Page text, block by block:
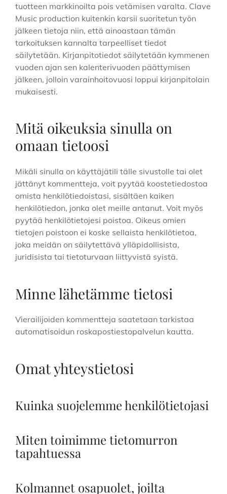
tuotteen markkinoilta pois vetämisen varalta. Clave
Music production kuitenkin karsii suoritetun työn
jälkeen tietoja niin, että ainoastaan tämän
tarkoituksen kannalta tarpeelliset tiedot
säilytetään. Kirjanpitotiedot säilytetään kymmenen
vuoden ajan sen kalenterivuoden päättymisen
jälkeen, jolloin varainhoitovuosi loppui kirjanpitolain
mukaisesti.
Mitä oikeuksia sinulla on
omaan tietoosi
Mikäli sinulla on käyttäjätili tälle sivustolle tai olet
jättänyt kommentteja, voit pyytää koostetiedostoa
omista henkilötiedoistasi, sisältäen kaiken
henkilötiedon, jonka olet meille antanut. Voit myös
pyytää henkilötietojesi poistoa. Oikeus omien
tietojen poistoon ei koske sellaista henkilötietoa,
joka meidän on säilytettävä ylläpidollisista,
juridisista tai tietoturvaan liittyvistä syistä.
Minne lähetämme tietosi
Vierailijoiden kommentteja saatetaan tarkistaa
automatisoidun roskapostiestopalvelun kautta.
Omat yhteystietosi
Kuinka suojelemme henkilötietojasi
Miten toimimme tietomurron
tapahtuessa
Kolmannet osapuolet, joilta